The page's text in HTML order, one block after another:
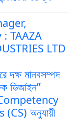
TAAZA
LTD
দক্ষ মানবসম্পদ
ডিজাইন”
অনুযায়ী